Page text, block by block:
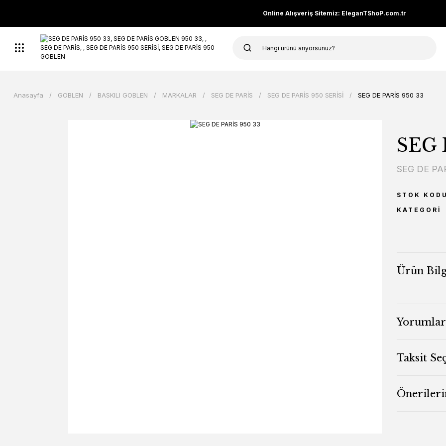
Online Alışveriş Sitemiz: EleganTShoP.com.tr
Anasayfa GOBLEN BASKILI GOBLEN MARKALAR SEG DE PARİS SEG DE PARİS 950 SERİSİ SEG DE PARİS 950 33
SEG
SEG DE
STOK KODU
KATEGORI
Ürün
Yorumlar
Taksit